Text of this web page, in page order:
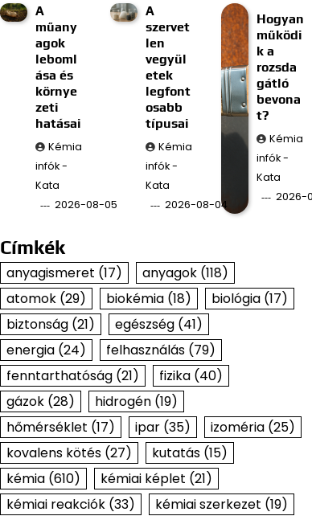
A
műany
agok
leboml
ása és
környe
zeti
hatásai
Kémia
infók -
Kata
2026-08-05
A
szervet
len
vegyül
etek
legfont
osabb
típusai
Kémia
infók -
Kata
2026-08-04
Hogyan
működi
k a
rozsda
gátló
bevona
t?
Kémia
infók -
Kata
2026-
Címkék
anyagismeret (17) anyagok(118)
atomok(29) biokémia(18) biológia(17)
biztonság(21) egészség(41)
energia(24) felhasználás(79)
fenntarthatóság(21) fizika(40)
gázok(28) hidrogén(19)
hőmérséklet (17) ipar(35) izoméria(25)
kovalens kötés(27) kutatás(15)
kémia(610) kémiai képlet (21)
kémiai reakciók(33) kémiai szerkezet (19)